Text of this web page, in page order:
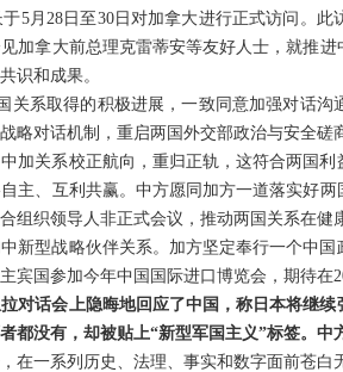
5月28日至30日对加拿大进行正式访问。
加拿大前总理克雷蒂安等友好人士，就推
识和成果。
关系取得的积极进展，一致同意加强对话沟
略对话机制，重启两国外交部政治与安全磋
加关系校正航向，重归正轨，这符合两国
主、互利共赢。中方愿同加方一道落实好
组织领导人非正式会议，推动两国关系在健
新型战略伙伴关系。加方坚定奉行一个中
国参加今年中国国际进口博览会，期待在
对话会上隐晦地回应了中国，称日本将继
都没有，却被贴上“新型军国主义”标签。中
在一系列历史、法理、事实和数字面前苍白